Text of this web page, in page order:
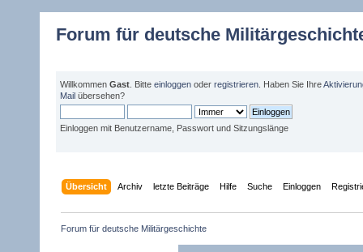
Forum für deutsche
Willkommen Gast . Bitte einloggen oder registrieren . Haben Sie Ihre
Mail übersehen?
Einloggen mit Benutzername, Passwort und Sitzungslänge
Übersicht Archiv letzte Beiträge Hilfe Suche Einloggen
Forum für deutsche Militärgeschichte